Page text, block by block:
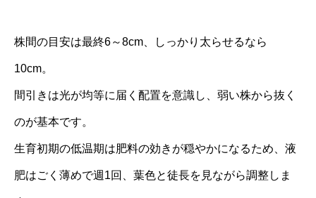
株間の目安は最終6～8cm、しっかり太らせるなら
10cm。
間引きは光が均等に届く配置を意識し、弱い株から抜く
のが基本です。
生育初期の低温期は肥料の効きが穏やかになるため、液
肥はごく薄めで週1回、葉色と徒長を見ながら調整しま